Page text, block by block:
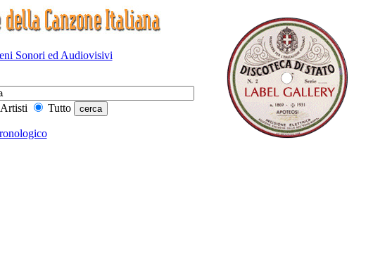
Sonori ed Audiovisivi
Artisti Tutto